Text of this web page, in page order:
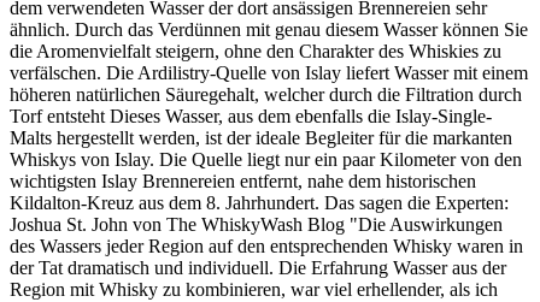
dem verwendeten Wasser der dort ansässigen Brennereien sehr
ähnlich. Durch das Verdünnen mit genau diesem Wasser können Sie
die Aromenvielfalt steigern, ohne den Charakter des Whiskies zu
verfälschen. Die Ardilistry-Quelle von Islay liefert Wasser mit einem
höheren natürlichen Säuregehalt, welcher durch die Filtration durch
Torf entsteht Dieses Wasser, aus dem ebenfalls die Islay-Single-
Malts hergestellt werden, ist der ideale Begleiter für die markanten
Whiskys von Islay. Die Quelle liegt nur ein paar Kilometer von den
wichtigsten Islay Brennereien entfernt, nahe dem historischen
Kildalton-Kreuz aus dem 8. Jahrhundert. Das sagen die Experten:
Joshua St. John von The WhiskyWash Blog "Die Auswirkungen
des Wassers jeder Region auf den entsprechenden Whisky waren in
der Tat dramatisch und individuell. Die Erfahrung Wasser aus der
Region mit Whisky zu kombinieren, war viel erhellender, als ich